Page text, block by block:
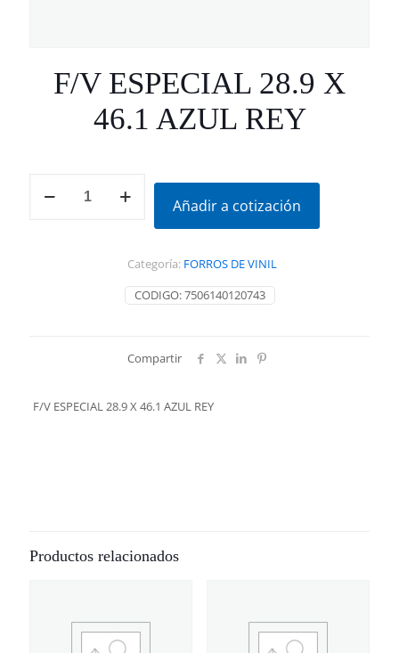
F/V ESPECIAL 28.9 X
46.1 AZUL REY
ESPECIAL
Añadir a cotización
CODIGO:7506140120743
Categoría: FORROS DE VINIL
Compartir
F/V ESPECIAL 28.9 X 46.1 AZUL REY
Productos relacionados